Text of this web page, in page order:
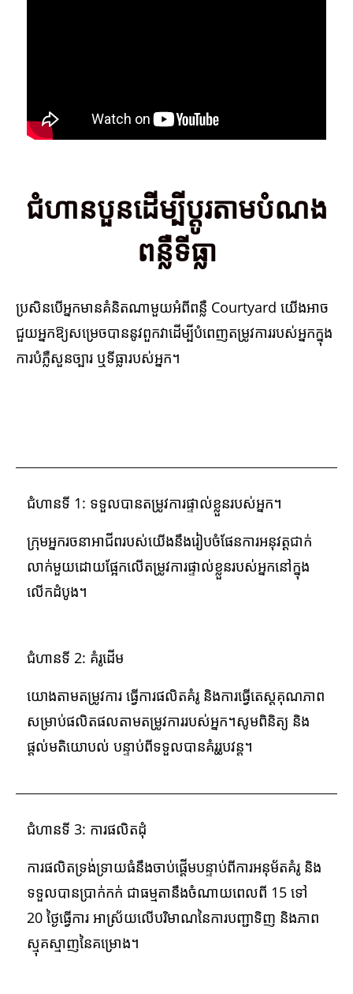
ជំហានបួនដើម្បីប្ដូរតាមបំណង
ពន្លឺទីធ្លា
ប្រសិនបើអ្នកមានគំនិតណាមួយអំពីពន្លឺ Courtyard យើងអាច
ជួយអ្នកឱ្យសម្រេចបាននូវពួកវាដើម្បីបំពេញតម្រូវការរបស់អ្នកក្នុង
ការបំភ្លឺសួនច្បារ ឬទីធ្លារបស់អ្នក។
ជំហានទី 1: ទទួលបានតម្រូវការផ្ទាល់ខ្លួនរបស់អ្នក។
ក្រុមអ្នករចនាអាជីពរបស់យើងនឹងរៀបចំផែនការអនុវត្តជាក់
លាក់មួយដោយផ្អែកលើតម្រូវការផ្ទាល់ខ្លួនរបស់អ្នកនៅក្នុង
លើកដំបូង។
ជំហានទី 2: គំរូដើម
យោងតាមតម្រូវការ ធ្វើការផលិតគំរូ និងការធ្វើតេស្តគុណភាព
សម្រាប់ផលិតផលតាមតម្រូវការរបស់អ្នក។សូមពិនិត្យ និង
ផ្តល់មតិយោបល់ បន្ទាប់ពីទទួលបានគំរូរូបវន្ត។
ជំហានទី 3: ការផលិតដុំ
ការផលិតទ្រង់ទ្រាយធំនឹងចាប់ផ្តើមបន្ទាប់ពីការអនុម័តគំរូ និង
ទទួលបានប្រាក់កក់ ជាធម្មតានឹងចំណាយពេលពី 15 ទៅ
20 ថ្ងៃធ្វើការ អាស្រ័យលើបរិមាណនៃការបញ្ជាទិញ និងភាព
ស្មុគស្មាញនៃគម្រោង។